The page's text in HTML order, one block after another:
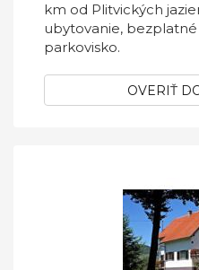
km od Plitvických
ubytovanie, bezplatné
parkovisko.
OVERIŤ